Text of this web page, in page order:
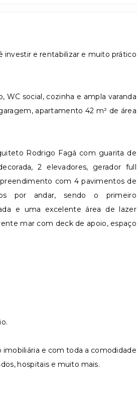
investir e rentabilizar e muito prático
social, cozinha e ampla varanda
apartamento 42 m² de área
Rodrigo Fagá com guarita de
2 elevadores, gerador full
com 4 pavimentos de
por andar, sendo o primeiro
e uma excelente área de lazer
mar com deck de apoio, espaço
imobiliária e com toda a comodidade
hospitais e muito mais.